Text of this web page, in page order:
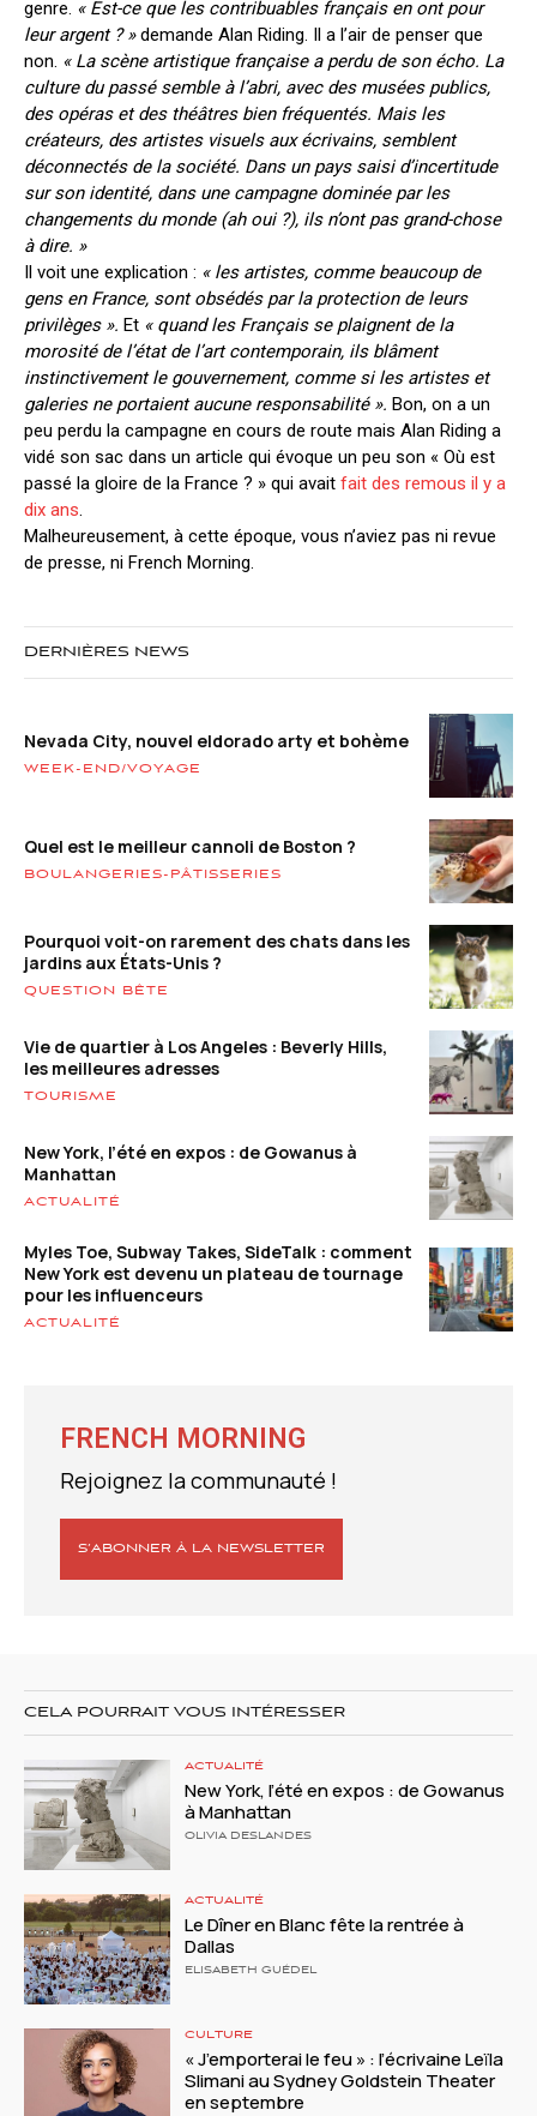
genre. « Est-ce que les contribuables français en ont pour
leur argent ? »demande Alan Riding. Il a l’air de penser que
non. « La scène artistique française a perdu de son écho. La
culture du passé semble à l’abri, avec des musées publics,
des opéras et des théâtres bien fréquentés. Mais les
créateurs, des artistes visuels aux écrivains, semblent
déconnectés de la société. Dans un pays saisi d’incertitude
sur son identité, dans une campagne dominée par les
changements du monde (ah oui ?), ils n’ont pas grand-chose
à dire. »
Il voit une explication : « les artistes, comme beaucoup de
gens en France, sont obsédés par la protection de leurs
privilèges ». Et « quand les Français se plaignent de la
morosité de l’état de l’art contemporain, ils blâment
instinctivement le gouvernement, comme si les artistes et
galeries ne portaient aucune responsabilité ». Bon, on a un
peu perdu la campagne en cours de route mais Alan Riding a
vidé son sac dans un article qui évoque un peu son « Où est
passé la gloire de la France ? » qui avait fait des remous il y a
dix ans.
Malheureusement, à cette époque, vous n’aviez pas ni revue
de presse, ni French Morning.
DERNIÈRES NEWS
Nevada City, nouvel eldorado arty et bohème
WEEK-END/VOYAGE
Quel est le meilleur cannoli de Boston ?
BOULANGERIES-PÂTISSERIES
Pourquoi voit-on rarement des chats dans les
jardins aux États-Unis ?
QUESTION BÊTE
Vie de quartier à Los Angeles : Beverly Hills,
les meilleures adresses
TOURISME
New York, l’été en expos : de Gowanus à
Manhattan
ACTUALITÉ
Myles Toe, Subway Takes, SideTalk : comment
New York est devenu un plateau de tournage
pour les influenceurs
ACTUALITÉ
FRENCH MORNING
Rejoignez la communauté !
S’ABONNER À LA NEWSLETTER
CELA POURRAIT VOUS INTÉRESSER
ACTUALITÉ
New York, l’été en expos : de Gowanus
à Manhattan
OLIVIA DESLANDES
ACTUALITÉ
Le Dîner en Blanc fête la rentrée à
Dallas
ELISABETH GUÉDEL
CULTURE
« J’emporterai le feu » : l’écrivaine Leïla
Slimani au Sydney Goldstein Theater
en septembre